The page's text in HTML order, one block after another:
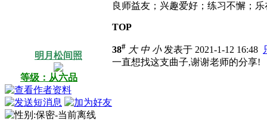
良师益友；兴趣爱好；练习不懈；乐
TOP
明月松间照
等级：从六品
38# 大 中 小发表于 2021-1-12 16:48
一直想找这支曲子,谢谢老师的分享!